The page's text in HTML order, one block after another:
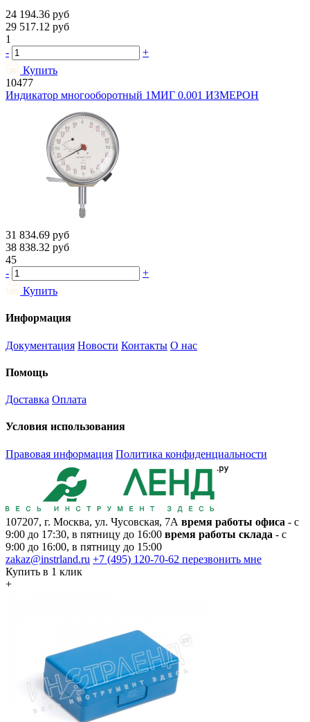
24 194.36 руб
29 517.12 руб
1
-
+
Купить
10477
Индикатор многооборотный 1МИГ 0.001 ИЗМЕРОН
31 834.69 руб
38 838.32 руб
45
-
+
Купить
Информация
Документация Новости Контакты О нас
Помощь
Доставка Оплата
Условия использования
Правовая информация Политика конфиденциальности
107207, г. Москва, ул. Чусовская, 7А время работы офиса - с
9:00 до 17:30, в пятницу до 16:00 время работы склада - с
9:00 до 16:00, в пятницу до 15:00
zakaz@instrland.ru +7 (495) 120-70-62 перезвонить мне
Купить в 1 клик
+